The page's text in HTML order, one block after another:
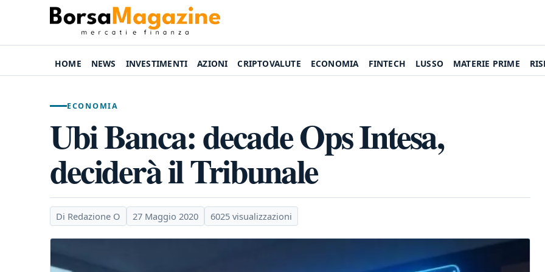
HOME NEWS INVESTIMENTI AZIONI CRIPTOVALUTE ECONOMIA FINTECH LUSSO MATERIE PRIME
ECONOMIA
Ubi Banca: decade Ops Intesa,
deciderà il Tribunale
Di Redazione O 27 Maggio 2020 6025 visualizzazioni